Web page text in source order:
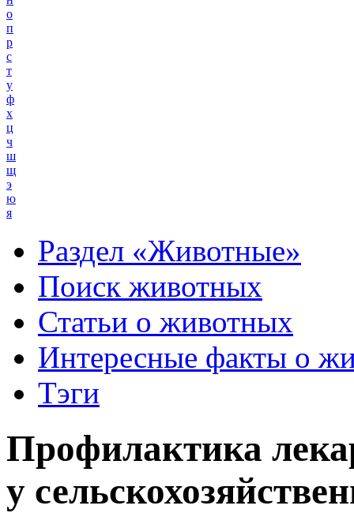
о
п
р
с
т
у
ф
х
ц
ч
ш
щ
э
ю
я
Раздел «Животные»
Поиск животных
Статьи о животных
Интересные факты о
Тэги
Профилактика
у